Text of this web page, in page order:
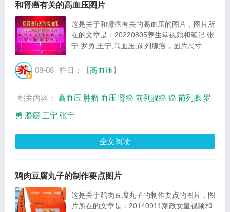
和肾癌有关的高血压图片
这是关于和肾癌有关的高血压的图片，图片所
在的文章是：20220805养生堂视频和笔记:张
宁,罗勇,王宁,高血压,前列腺癌，图片尺寸
20797Byte。...
08-08 栏目：【高血压】
相关内容： 高血压 肿瘤 血压 肾癌 前列腺癌 癌 前列腺 罗
勇 腺癌 王宁 张宁
全文阅读
鸡肉豆腐丸子的制作要点图片
这是关于鸡肉豆腐丸子的制作要点的图片，图
片所在的文章是：20140911家政女皇视频和